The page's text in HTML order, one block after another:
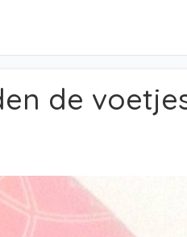
de